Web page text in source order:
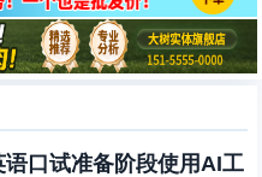
口试准备阶段使用AI工